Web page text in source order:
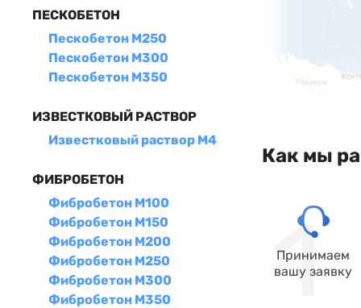
ПЕСКОБЕТОН
Пескобетон М250
Пескобетон М300
Пескобетон М350
ИЗВЕСТКОВЫЙ РАСТВОР
Известковый раствор М4
ФИБРОБЕТОН
Фибробетон М100
Фибробетон М150
Фибробетон М200
Фибробетон М250
Фибробетон М300
Фибробетон М350
Как мы
Принимаем
вашу заявку